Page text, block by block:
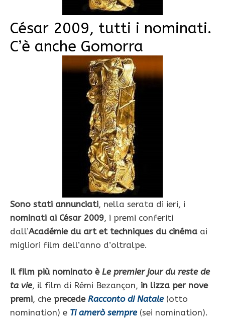
César 2009, tutti i nominati.
C’è anche Gomorra
Sono stati annunciati, nella serata di ieri, i
nominati ai César 2009, i premi conferiti
dall’Académie du art et techniques du cinéma ai
migliori film dell’anno d’oltralpe.
Il film più nominato è Le premier jour du reste de
ta vie, il film di Rémi Bezançon, in lizza per nove
premi, che precede Racconto di Natale(otto
nomination) e Ti amerò sempre(sei nomination).